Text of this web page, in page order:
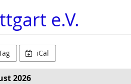
e.V.
iCal
2026